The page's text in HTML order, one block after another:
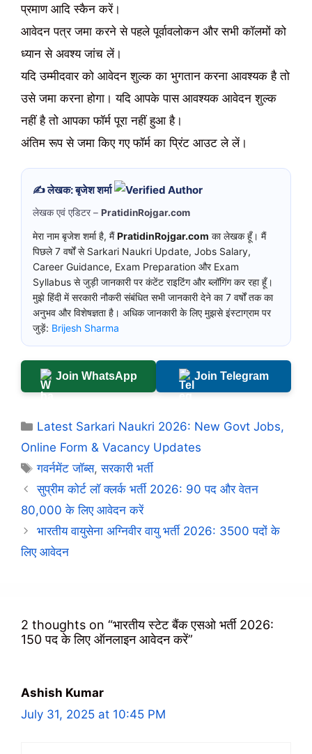
प्रमाण आदि स्कैन करें।
आवेदन पत्र जमा करने से पहले पूर्वावलोकन और सभी कॉलमों को
ध्यान से अवश्य जांच लें।
यदि उम्मीदवार को आवेदन शुल्क का भुगतान करना आवश्यक है तो
उसे जमा करना होगा। यदि आपके पास आवश्यक आवेदन शुल्क
नहीं है तो आपका फॉर्म पूरा नहीं हुआ है।
अंतिम रूप से जमा किए गए फॉर्म का प्रिंट आउट ले लें।
✍️ लेखक: बृजेश शर्मा
लेखक एवं एडिटर – PratidinRojgar.com
मेरा नाम बृजेश शर्मा है, मैंPratidinRojgar.com का लेखक हूँ। मैं
पिछले 7 वर्षों से Sarkari Naukri Update, Jobs Salary,
Career Guidance, Exam Preparation और Exam
Syllabus से जुड़ी जानकारी पर कंटेंट राइटिंग और ब्लॉगिंग कर रहा हूँ।
मुझे हिंदी में सरकारी नौकरी संबंधित सभी जानकारी देने का 7 वर्षों तक का
अनुभव और विशेषज्ञता है। अधिक जानकारी के लिए मुझसे इंस्टाग्राम पर
जुड़ें: Brijesh Sharma
Join WhatsApp Join Telegram
Categories
Latest Sarkari Naukri 2026: New Govt Jobs,
Online Form & Vacancy Updates
Tags
गवर्नमेंट जॉब्स,सरकारी भर्ती
सुप्रीम कोर्ट लॉ क्लर्क भर्ती 2026: 90 पद और वेतन
80,000 के लिए आवेदन करें
भारतीय वायुसेना अग्निवीर वायु भर्ती 2026: 3500 पदों के
लिए आवेदन
2 thoughts on “भारतीय स्टेट बैंक एसओ भर्ती 2026:
150 पद के लिए ऑनलाइन आवेदन करें”
Ashish Kumar
July 31, 2025 at 10:45 PM